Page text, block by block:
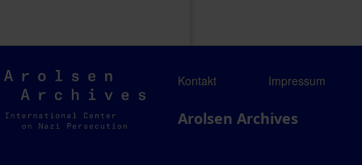
Arolsen
Archives
Kontakt Impressum
Arolsen Archives